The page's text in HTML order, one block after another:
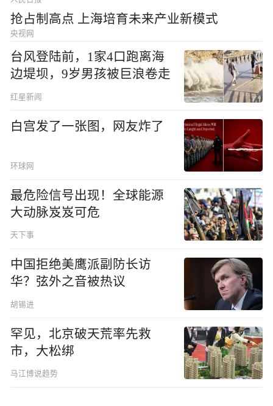
抢占制高点 上海培育未来产业新模式
央视网
台风登陆前，1家4口跑离海
边堤坝，9岁男孩被巨浪卷走
红星新闻
白宫发了一张图，网友炸了
环球网
最危险信号出现！全球能源
大动脉岌岌可危
天下事
中国拒绝美鹰派副防长访
华？弦外之音被热议
胡锡进
罕见，北京破天荒率先救
市，大松绑
马江博说趋势